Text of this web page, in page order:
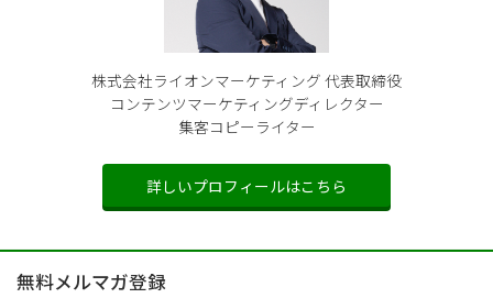
株式会社ライオンマーケティング 代表取締役
コンテンツマーケティングディレクター
集客コピーライター
詳しいプロフィールはこちら
無料メルマガ登録